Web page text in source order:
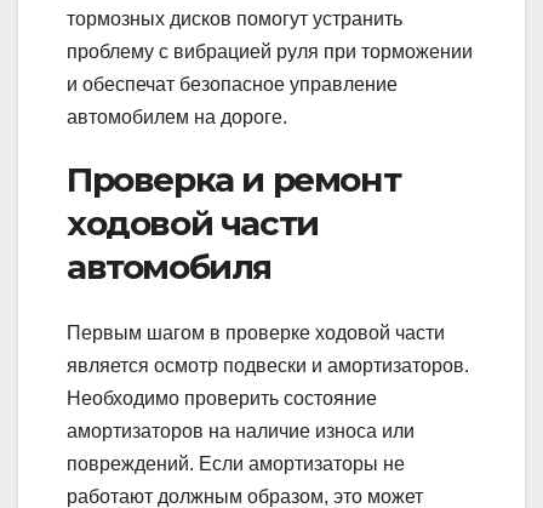
тормозных дисков помогут устранить
проблему с вибрацией руля при торможении
и обеспечат безопасное управление
автомобилем на дороге.
Проверка и ремонт
ходовой части
автомобиля
Первым шагом в проверке ходовой части
является осмотр подвески и амортизаторов.
Необходимо проверить состояние
амортизаторов на наличие износа или
повреждений. Если амортизаторы не
работают должным образом, это может